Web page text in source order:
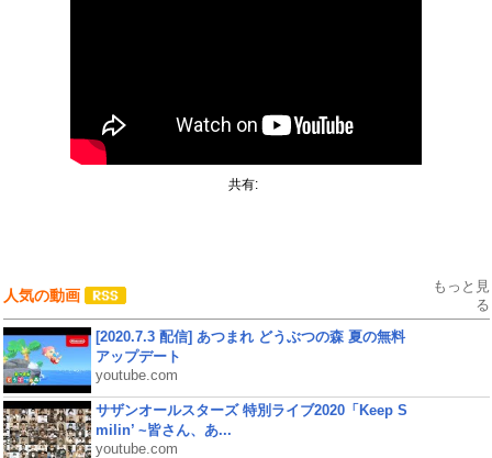
共有:
人気の動画
もっと見
る
[2020.7.3 配信] あつまれ どうぶつの森 夏の無料
アップデート
youtube.com
サザンオールスターズ 特別ライブ2020「Keep S
milin’ ~皆さん、あ...
youtube.com